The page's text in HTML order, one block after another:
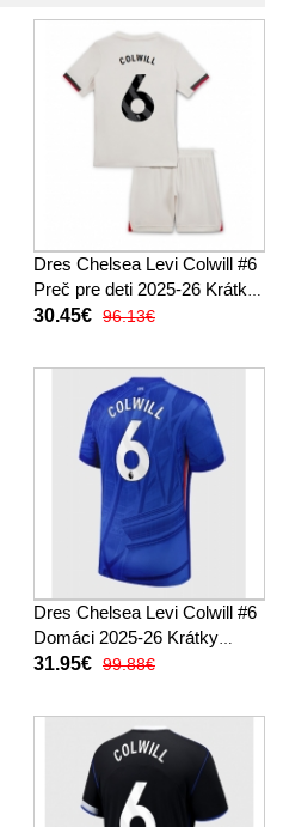
Dres Chelsea Levi Colwill #6
Preč pre deti 2025-26 Krátky
Rukáv (+ trenírky)
30.45€ 96.13€
Dres Chelsea Levi Colwill #6
Domáci 2025-26 Krátky
Rukáv
31.95€ 99.88€